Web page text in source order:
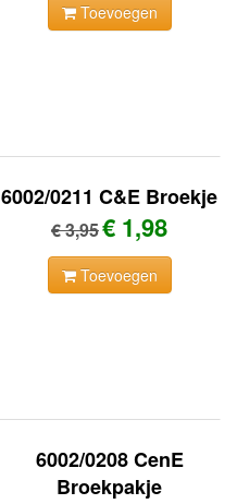
Toevoegen
6002/0211 C&E Broekje
€ 3,95€ 1,98
Toevoegen
6002/0208 CenE
Broekpakje